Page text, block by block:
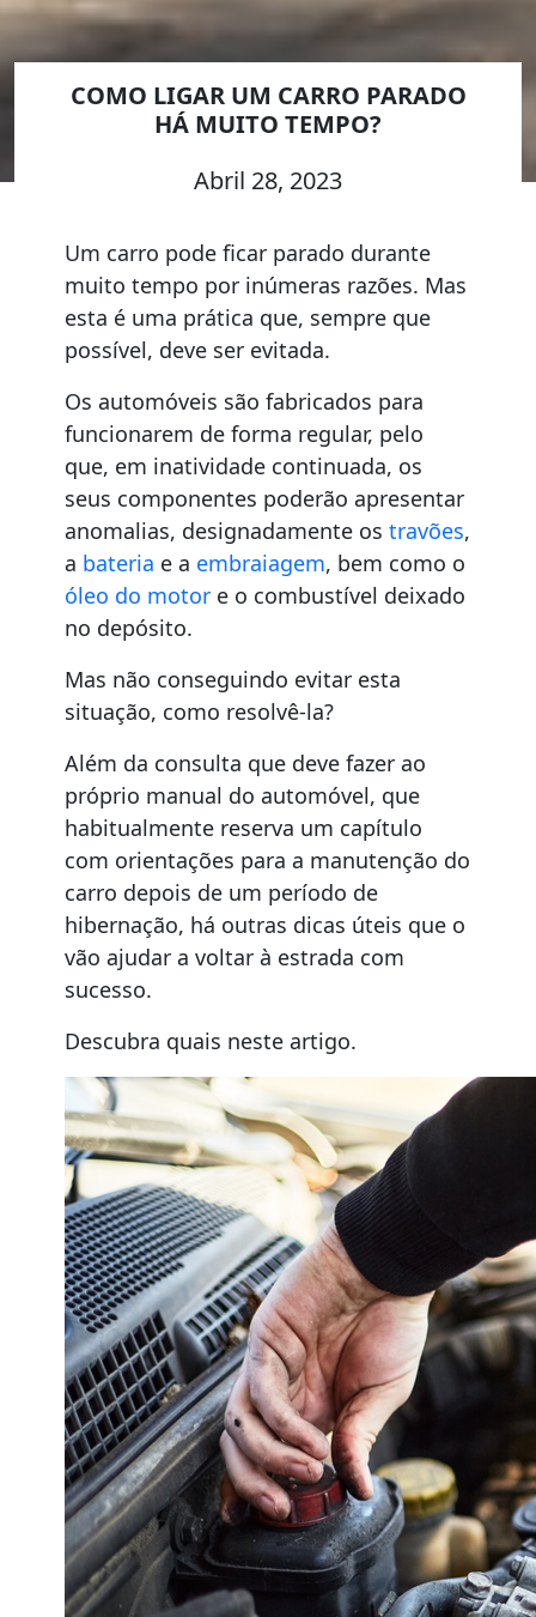
COMO LIGAR UM CARRO PARADO
HÁ MUITO TEMPO?
Abril 28, 2023
Um carro pode ficar parado durante
muito tempo por inúmeras razões. Mas
esta é uma prática que, sempre que
possível, deve ser evitada.
Os automóveis são fabricados para
funcionarem de forma regular, pelo
que, em inatividade continuada, os
seus componentes poderão apresentar
anomalias, designadamente ostravões,
a bateria e a embraiagem, bem como o
óleo do motor e o combustível deixado
no depósito.
Mas não conseguindo evitar esta
situação, como resolvê-la?
Além da consulta que deve fazer ao
próprio manual do automóvel, que
habitualmente reserva um capítulo
com orientações para a manutenção do
carro depois de um período de
hibernação, há outras dicas úteis que o
vão ajudar a voltar à estrada com
sucesso.
Descubra quais neste artigo.